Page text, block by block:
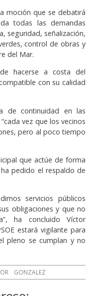
moción que se debatirá
todas las demandas
seguridad, señalización,
control de obras y
del Mar.
hacerse a costa del
con su calidad
de continuidad en las
vez que los vecinos
pero al poco tiempo
que actúe de forma
pedido el respaldo de
servicios públicos
obligaciones y que no
ha concluido Víctor
estará vigilante para
pleno se cumplan y no
GONZALEZ